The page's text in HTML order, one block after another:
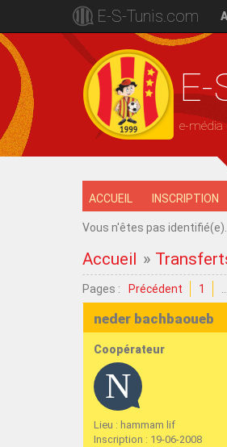
E-S-Tunis.com
E-
e-média
ACCUEIL INSCRIPTION
Vous n'êtes pas identifié(e).
Accueil »
Pages : Précédent 1
neder bachbaoueb
Coopérateur
Lieu : hammam lif
Inscription : 19-06-2008